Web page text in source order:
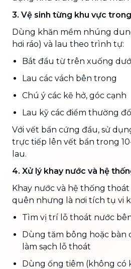
3. Vệ sinh từng khu vực
Dùng khăn mềm nhúng
hơi ráo) và lau theo trình tự:
Bắt đầu từ trên xuống
Lau các vách bên trong
Chú ý các kẽ hở, góc cạnh
Lau kỹ các điểm thường
Với vết bẩn cứng đầu, sử
trực tiếp lên vết bẩn trong
lau.
4. Xử lý khay nước và hệ
Khay nước và hệ thống
quên nhưng là nơi tích tụ vi
Tìm vị trí lỗ thoát nước
Dùng tăm bông hoặc bàn
làm sạch lỗ thoát
Dùng ống tiêm (không có